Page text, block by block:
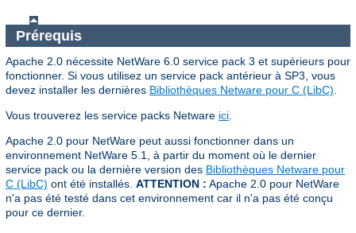
Prérequis
Apache 2.0 nécessite NetWare 6.0 service pack 3 et supérieurs pour
fonctionner. Si vous utilisez un service pack antérieur à SP3, vous
devez installer les dernières Bibliothèques Netware pour C (LibC)
Vous trouverez les service packs Netware ici
Apache 2.0 pour NetWare peut aussi fonctionner dans un
environnement NetWare 5.1, à partir du moment où le dernier
service pack ou la dernière version des Bibliothèques Netware pour
C (LibC) ont été installés. ATTENTION : Apache 2.0 pour NetWare
n'a pas été testé dans cet environnement car il n'a pas été conçu
pour ce dernier.